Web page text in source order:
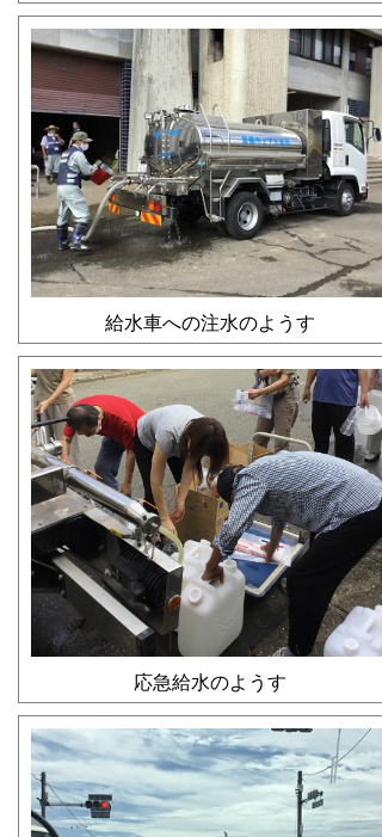
給水車への注水のようす
応急給水のようす